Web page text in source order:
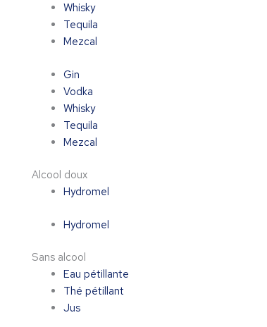
Whisky
Tequila
Mezcal
Gin
Vodka
Whisky
Tequila
Mezcal
Alcool doux
Hydromel
Hydromel
Sans alcool
Eau pétillante
Thé pétillant
Jus